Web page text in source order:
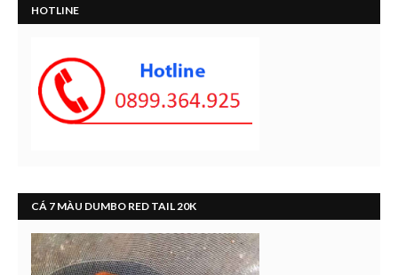
HOTLINE
CÁ 7 MÀU DUMBO RED TAIL 20K